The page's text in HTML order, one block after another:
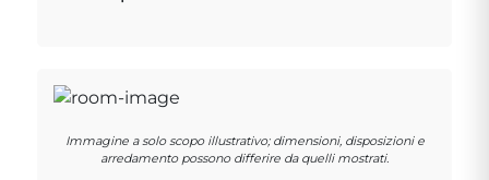
Immagine a solo scopo illustrativo; dimensioni, disposizioni e
arredamento possono differire da quelli mostrati.